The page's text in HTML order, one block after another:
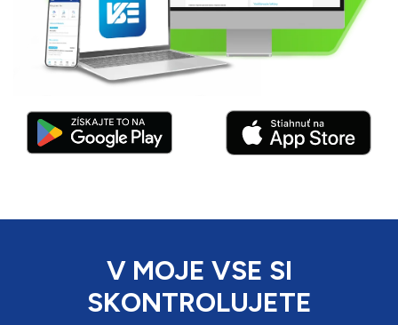
V MOJE VSE SI
SKONTROLUJETE